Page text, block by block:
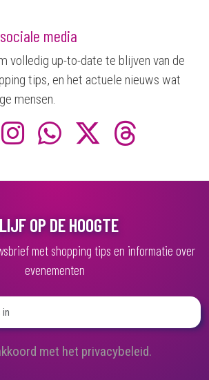
media
volledig up-to-date te blijven van de
tips, en het actuele nieuws wat
mensen.
OP DE HOOGTE
met shopping tips en informatie over
evenementen
(
met het privacybeleid.